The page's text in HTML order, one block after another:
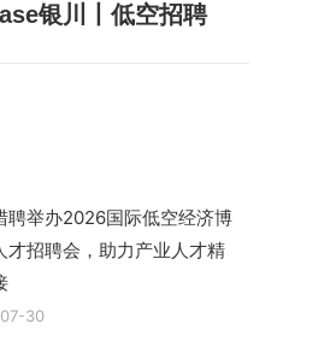
银川丨低空招聘
聘举办2026国际低空经济博
才招聘会，助力产业人才精
30